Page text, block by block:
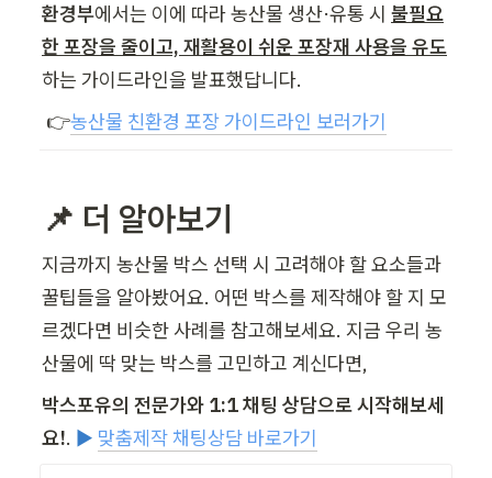
환경부에서는 이에 따라 농산물 생산·유통 시 불필요
한 포장을 줄이고, 재활용이 쉬운 포장재 사용을 유도
하는 가이드라인을 발표했답니다.
👉농산물 친환경 포장 가이드라인 보러가기
📌 더 알아보기
지금까지 농산물 박스 선택 시 고려해야 할 요소들과
꿀팁들을 알아봤어요. 어떤 박스를 제작해야 할 지 모
르겠다면 비슷한 사례를 참고해보세요. 지금 우리 농
산물에 딱 맞는 박스를 고민하고 계신다면,
박스포유의 전문가와 1:1 채팅 상담으로 시작해보세
요!. ▶️ 맞춤제작 채팅상담 바로가기